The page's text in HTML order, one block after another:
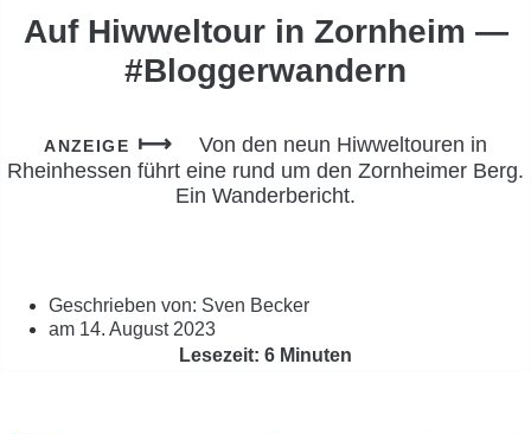
Auf Hiwweltour in Zornheim —
#Bloggerwandern
ANZEIGE
Von den neun Hiwweltouren in
Rheinhessen führt eine rund um den Zornheimer Berg.
Ein Wanderbericht.
Geschrieben von: Sven Becker
am 14. August 2023
Lesezeit: 6 Minuten